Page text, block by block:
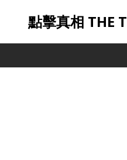
點擊真相 THE